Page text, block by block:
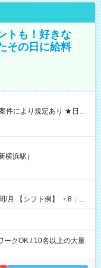
トも！好きな
その日に給料
現金GET♪ お仕事後はコ
用期間】試
横浜駅）
：00
ークOK / 10名以上の大量